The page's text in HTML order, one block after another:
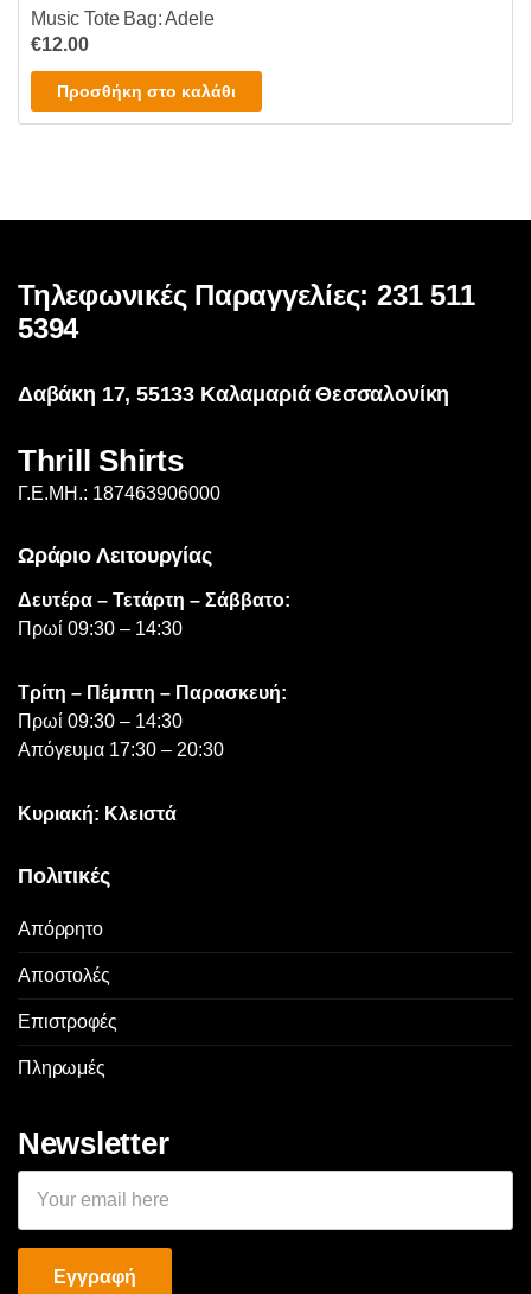
Music Tote Bag: Adele
€12.00
Προσθήκη στο καλάθι
Τηλεφωνικές Παραγγελίες: 231 511
5394
Δαβάκη 17, 55133 Καλαμαριά Θεσσαλονίκη
Thrill Shirts
Γ.Ε.ΜΗ.: 187463906000
Ωράριο Λειτουργίας
Δευτέρα – Τετάρτη – Σάββατο:
Πρωί 09:30 – 14:30
Τρίτη – Πέμπτη – Παρασκευή:
Πρωί 09:30 – 14:30
Απόγευμα 17:30 – 20:30
Κυριακή: Κλειστά
Πολιτικές
Απόρρητο
Αποστολές
Επιστροφές
Πληρωμές
Newsletter